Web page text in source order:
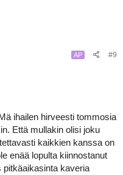
AP #9
ihailen hirveesti tommosia
Että mullakin olisi joku
kaikkien kanssa on
enää lopulta kiinnostanut
kaveria